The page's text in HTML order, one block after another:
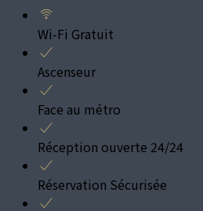
Wi-Fi Gratuit
Ascenseur
Face au métro
Réception ouverte 24/24
Réservation Sécurisée